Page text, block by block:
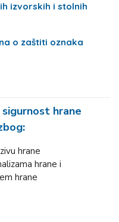
izvorskih i stolnih
o zaštiti oznaka
hrane
hrane
hrane i
hrane